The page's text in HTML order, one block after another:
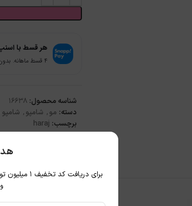
هر قسط با
۴ قسط ماهانه. بدون سود، چک و ضامن.
شناسه محصول: 16638
دسته: مو, شامپو,
برچسب: haraj
برای دریافت